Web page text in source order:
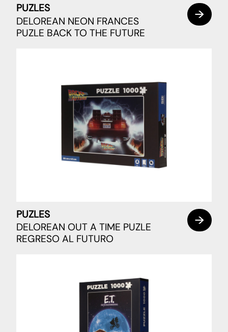
PUZLES
DELOREAN NEON FRANCES
PUZLE BACK TO THE FUTURE
PUZLES
DELOREAN OUT A TIME PUZLE
REGRESO AL FUTURO